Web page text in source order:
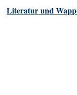
Literatur und